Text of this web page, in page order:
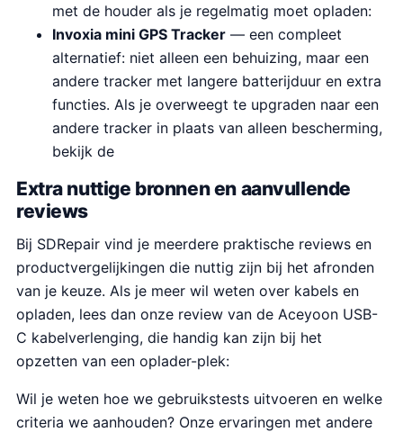
met de houder als je regelmatig moet opladen:
Invoxia mini GPS Tracker — een compleet
alternatief: niet alleen een behuizing, maar een
andere tracker met langere batterijduur en extra
functies. Als je overweegt te upgraden naar een
andere tracker in plaats van alleen bescherming,
bekijk de
Extra nuttige bronnen en aanvullende
reviews
Bij SDRepair vind je meerdere praktische reviews en
productvergelijkingen die nuttig zijn bij het afronden
van je keuze. Als je meer wil weten over kabels en
opladen, lees dan onze review van de Aceyoon USB-
C kabelverlenging, die handig kan zijn bij het
opzetten van een oplader-plek:
Wil je weten hoe we gebruikstests uitvoeren en welke
criteria we aanhouden? Onze ervaringen met andere